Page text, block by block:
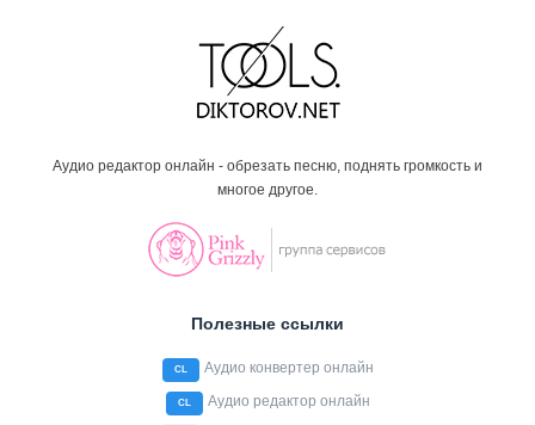
Аудио редактор онлайн - обрезать песню, поднять громкость и
многое другое.
Полезные ссылки
CL Аудио конвертер онлайн
CL Аудио редактор онлайн